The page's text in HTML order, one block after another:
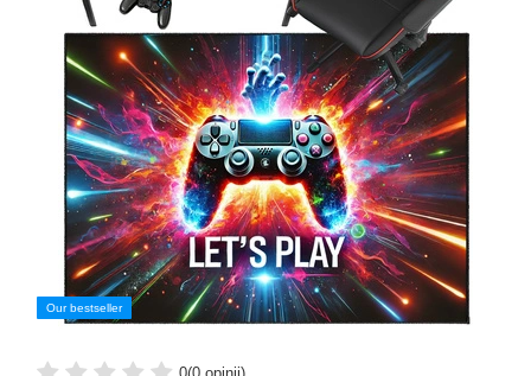
Our bestseller